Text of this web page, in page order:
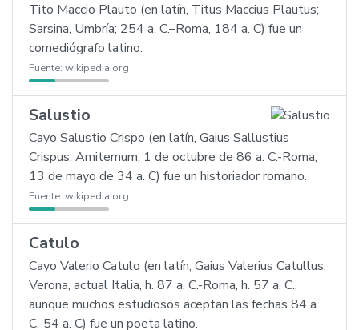
Tito Maccio Plauto (en latín, Titus Maccius Plautus;
Sarsina, Umbría; 254 a. C.–Roma, 184 a. C) fue un
comediógrafo latino.
Fuente: wikipedia.org
Salustio
Cayo Salustio Crispo (en latín, Gaius Sallustius
Crispus; Amiternum, 1 de octubre de 86 a. C.-Roma,
13 de mayo de 34 a. C) fue un historiador romano.
Fuente: wikipedia.org
Catulo
Cayo Valerio Catulo (en latín, Gaius Valerius Catullus;
Verona, actual Italia, h. 87 a. C.-Roma, h. 57 a. C.,
aunque muchos estudiosos aceptan las fechas 84 a.
C.-54 a. C) fue un poeta latino.